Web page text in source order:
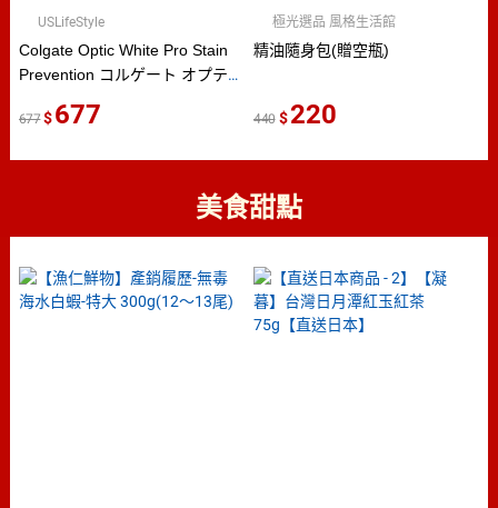
Colgate Optic White Pro Stain
Prevention コルゲート オプテ
ホワイトニング トゥースペース
USLifeStyle
677 677
精油隨身包(贈空瓶)
極光選品 風格生活館
440 220
美食甜點